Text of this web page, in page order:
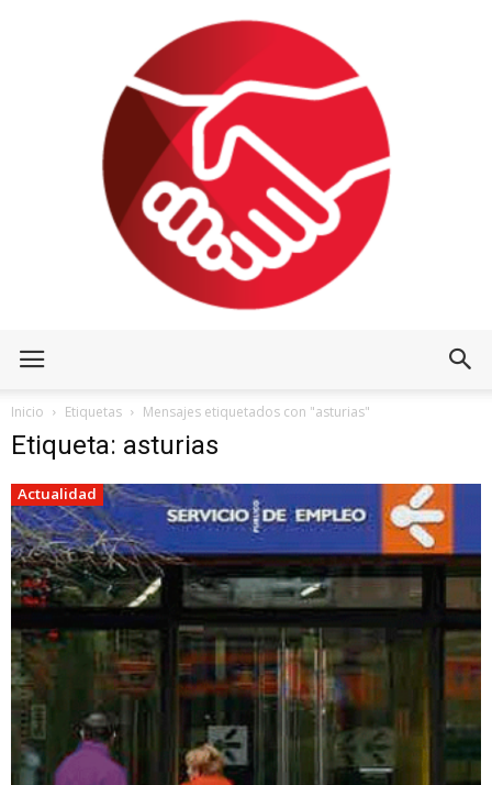
Inicio Etiquetas Mensajes etiquetados con "asturias"
Etiqueta: asturias
Actualidad